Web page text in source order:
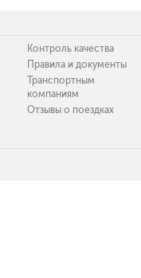
Контроль качества
Правила и документы
Транспортным
компаниям
Отзывы о поездках